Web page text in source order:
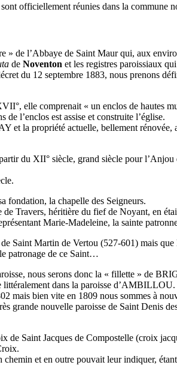
officiellement réunies dans la commune
de l’Abbaye de Saint Maur qui, aux
de Noventon et les registres paroissiaux
du 12 septembre 1883, nous prenons
elle comprenait « un enclos de hautes
l’enclos est assise et construite l’église.
la propriété actuelle, bellement
du XII° siècle, grand siècle pour
fondation, la chapelle des Seigneurs.
Travers, héritière du fief de Noyant, en
Marie-Madeleine, la sainte
Saint Martin de Vertou (527-601) mais
patronage de ce Saint…
nous serons donc la « fillette » de
littéralement dans la paroisse d’AMBILLOU.
mais bien vite en 1809 nous sommes à
nouvelle paroisse de Saint Denis
de Saint Jacques de Compostelle (croix
et en outre pouvait leur indiquer,